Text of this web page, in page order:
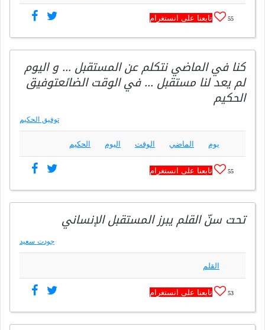
55 تابعنا على انستغرام
كنا في الماضي نتكلم عن المستقبل … و اليوم
لم يعد لنا مستقبل … في الوقت الضائعتوفيق
الحكيم
توفيق الحكيم
يوم الماضي الوقت اليوم الحكيم
55 تابعنا على انستغرام
تحت سنّ القلم يبرز المستقبل الإنساني
جودت سعيد
القلم
53 تابعنا على انستغرام